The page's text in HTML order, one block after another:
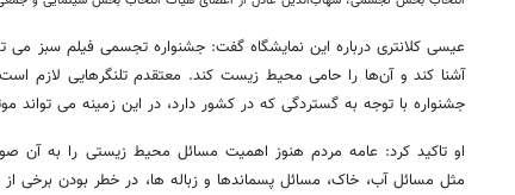
عیسی کلانتری درباره این نمایشگاه گفت: جشنواره تجسمی فیلم سبز
آشنا کند و آن‌ها را حامی محیط زیست کند. معتقدم تلنگرهایی لازم
جشنواره با توجه به گستردگی که در کشور دارد، در این زمینه می تواند
او تاکید کرد: عامه مردم هنوز اهمیت مسائل محیط زیستی را به آن
مثل مسائل آب، خاک، مسائل پسماندها و زباله ها، در خطر بودن برخی از